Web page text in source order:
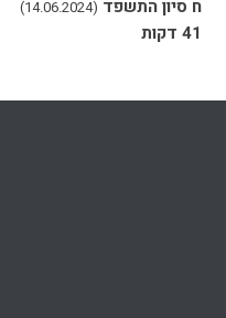
ח סיון התשפד (14.06.2024)
41 דקות